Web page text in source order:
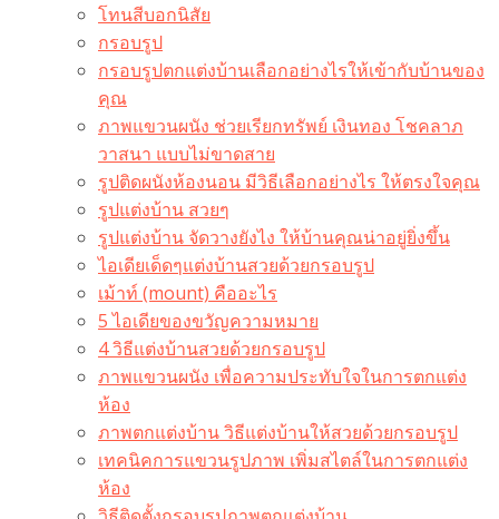
โทนสีบอกนิสัย
กรอบรูป
กรอบรูปตกแต่งบ้านเลือกอย่างไรให้เข้ากับบ้านของ
คุณ
ภาพแขวนผนัง ช่วยเรียกทรัพย์ เงินทอง โชคลาภ
วาสนา แบบไม่ขาดสาย
รูปติดผนังห้องนอน มีวิธีเลือกอย่างไร ให้ตรงใจคุณ
รูปแต่งบ้าน สวยๆ
รูปแต่งบ้าน จัดวางยังไง ให้บ้านคุณน่าอยู่ยิ่งขึ้น
ไอเดียเด็ดๆแต่งบ้านสวยด้วยกรอบรูป
เม้าท์ (mount) คืออะไร​
5 ไอเดียของขวัญความหมาย
4 วิธีแต่งบ้านสวยด้วยกรอบรูป
ภาพแขวนผนัง เพื่อความประทับใจในการตกแต่ง
ห้อง
ภาพตกแต่งบ้าน วิธีแต่งบ้านให้สวยด้วยกรอบรูป
เทคนิคการแขวนรูปภาพ เพิ่มสไตล์ในการตกแต่ง
ห้อง